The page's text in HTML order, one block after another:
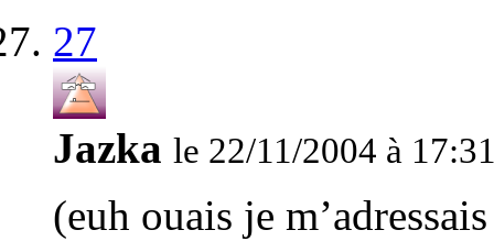
27
Jazka le 22/11/2004 à
(euh ouais je